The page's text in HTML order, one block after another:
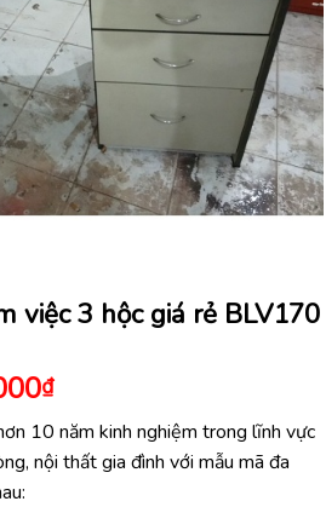
việc 3 hộc giá rẻ BLV170
₫Giá
hiện
tại
là:
10 năm kinh nghiệm trong lĩnh vực
nội thất gia đình với mẫu mã đa